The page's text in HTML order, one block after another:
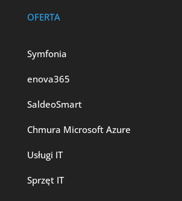
OFERTA
Symfonia
enova365
SaldeoSmart
Chmura Microsoft Azure
Usługi IT
Sprzęt IT